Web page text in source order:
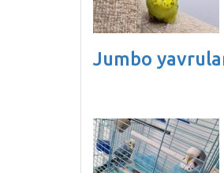
Jumbo